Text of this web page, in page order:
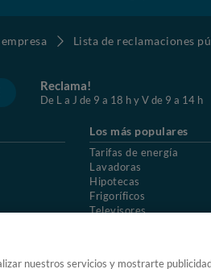
Lista de reclamaciones
Reclama!
De L a J de 9 a 18 h y V de 9 a 14 h
Los más populares
Tarifas de energía
Lavadoras
Hipotecas
Frigoríficos
Televisores
nuestros servicios y mostrarte